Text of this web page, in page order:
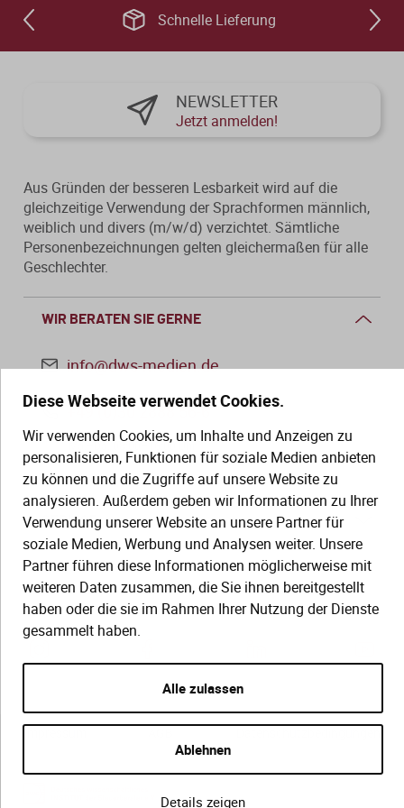
Diese Webseite verwendet Cookies.
Wir verwenden Cookies, um Inhalte und Anzeigen zu
personalisieren, Funktionen für soziale Medien anbieten
zu können und die Zugriffe auf unsere Website zu
analysieren. Außerdem geben wir Informationen zu Ihrer
Verwendung unserer Website an unsere Partner für
soziale Medien, Werbung und Analysen weiter. Unsere
Partner führen diese Informationen möglicherweise mit
weiteren Daten zusammen, die Sie ihnen bereitgestellt
haben oder die sie im Rahmen Ihrer Nutzung der Dienste
gesammelt haben.
Alle zulassen
Ablehnen
Details zeigen
Schnelle Lieferung
WIR BERATEN SIE GERNE
info@dws-medien.de
+49 (0)30 2888 56-6
Mo.–Do. 08:00–16:00 Uhr
Fr. 08:00–13:30 Uhr
SERVICE
Hilfe (FAQ)
Gesetze
Kontakt
KAUF UND BESTELLUNG
Versand und Lieferung
NEWSLETTER
Jetzt anmelden!
Aus Gründen der besseren Lesbarkeit wird auf die
gleichzeitige Verwendung der Sprachformen männlich,
weiblich und divers (m/w/d) verzichtet. Sämtliche
Personenbezeichnungen gelten gleichermaßen für alle
Geschlechter.
Impressum